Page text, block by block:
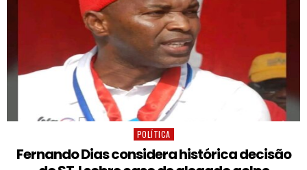
Posted in
POLÍTICA
Fernando Dias considera histórica decisão